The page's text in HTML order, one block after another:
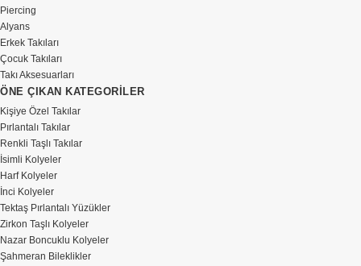
Piercing
Alyans
Erkek Takıları
Çocuk Takıları
Takı Aksesuarları
ÖNE ÇIKAN KATEGORİLER
Kişiye Özel Takılar
Pırlantalı Takılar
Renkli Taşlı Takılar
İsimli Kolyeler
Harf Kolyeler
İnci Kolyeler
Tektaş Pırlantalı Yüzükler
Zirkon Taşlı Kolyeler
Nazar Boncuklu Kolyeler
Şahmeran Bileklikler